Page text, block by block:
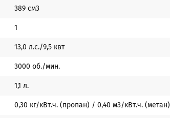
389 см3
1
13,0 л.с./9,5 квт
3000 об./мин.
1,1 л.
0,30 кг/кВт.ч. (пропан) / 0,40 м3/кВт.ч. (метан)